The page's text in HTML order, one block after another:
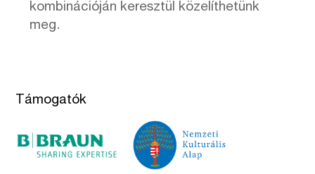
kombinációján keresztül közelíthetünk
meg.
Támogatók